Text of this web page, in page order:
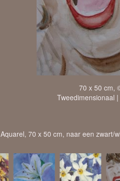
70 x 50 cm,
Tweedimensionaal
Aquarel, 70 x 50 cm, naar een zwart/